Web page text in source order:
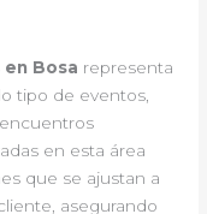
Bosa representa
tipo de eventos,
en esta área
que se ajustan a
asegurando